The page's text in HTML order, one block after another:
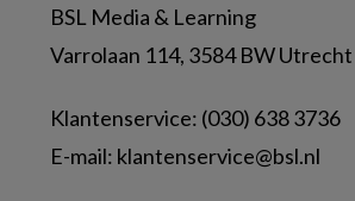
BSL Media & Learning
Varrolaan 114, 3584 BW Utrecht
Klantenservice: (030) 638 3736
E-mail: klantenservice@bsl.nl